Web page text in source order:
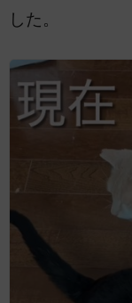
した。